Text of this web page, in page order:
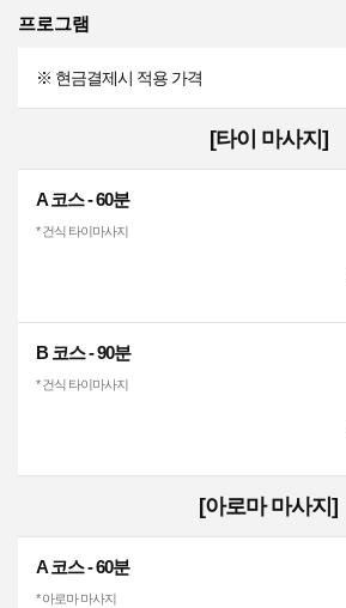
프로그램
※ 현금결제시 적용 가격
[타이 마사지]
A 코스 - 60분
* 건식 타이마사지
B 코스 - 90분
* 건식 타이마사지
[아로마 마사지]
A 코스 - 60분
* 아로마 마사지